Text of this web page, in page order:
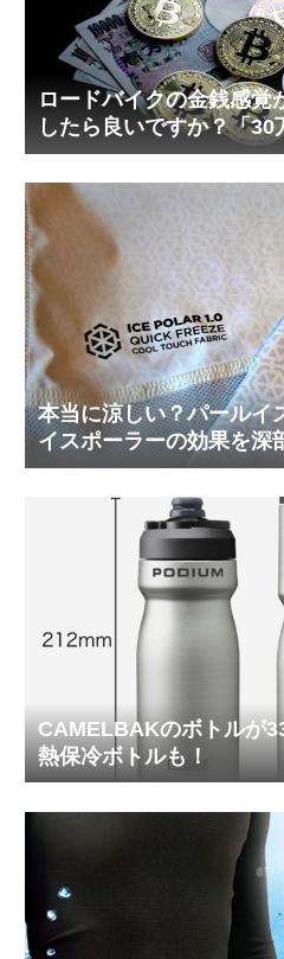
ロードバイクの金銭感覚
したら良いですか？「
本当に涼しい？パールイ
イスポーラーの効果を深
ってみた
CAMELBAKのボトルが
熱保冷ボトルも！